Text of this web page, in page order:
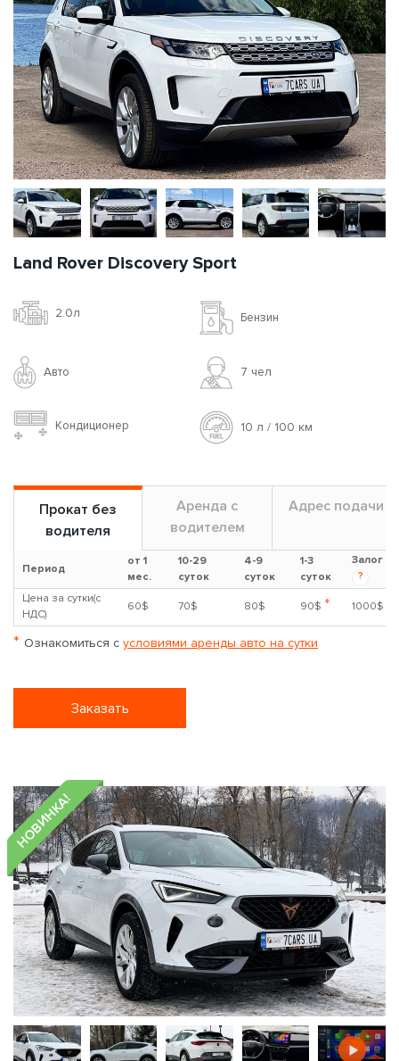
Land Rover Discovery Sport
2.0л Бензин
Авто 7 чел
Кондиционер 10 л / 100 км
Прокат без
водителя
Аренда с
водителем
Адрес подачи
Период
от 1
мес.
10-29
суток
4-9
суток
1-3
суток
Залог
?
Цена за сутки(с
НДС)
60$ 70$ 80$ 90$ * 1000$
* Ознакомиться с условиями аренды авто на сутки
Заказать
НОВИНКА!